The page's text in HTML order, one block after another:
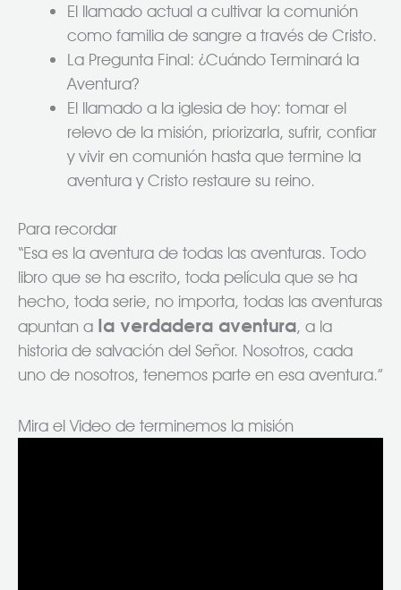
El llamado actual a cultivar la comunión
como familia de sangre a través de Cristo.
La Pregunta Final: ¿Cuándo Terminará la
Aventura?
El llamado a la iglesia de hoy: tomar el
relevo de la misión, priorizarla, sufrir, confiar
y vivir en comunión hasta que termine la
aventura y Cristo restaure su reino.
Para recordar
“Esa es la aventura de todas las aventuras. Todo
libro que se ha escrito, toda película que se ha
hecho, toda serie, no importa, todas las aventuras
apuntan a la verdadera aventura, a la
historia de salvación del Señor. Nosotros, cada
uno de nosotros, tenemos parte en esa aventura.”
Mira el Video de terminemos la misión